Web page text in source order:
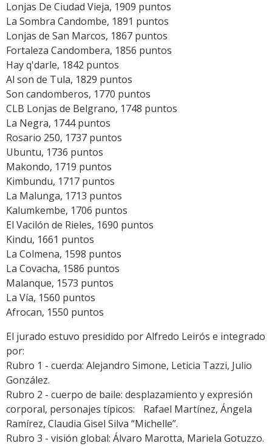
Lonjas De Ciudad Vieja, 1909 puntos
La Sombra Candombe, 1891 puntos
Lonjas de San Marcos, 1867 puntos
Fortaleza Candombera, 1856 puntos
Hay q'darle, 1842 puntos
Al son de Tula, 1829 puntos
Son candomberos, 1770 puntos
CLB Lonjas de Belgrano, 1748 puntos
La Negra, 1744 puntos
Rosario 250, 1737 puntos
Ubuntu, 1736 puntos
Makondo, 1719 puntos
Kimbundu, 1717 puntos
La Malunga, 1713 puntos
Kalumkembe, 1706 puntos
El Vacilón de Rieles, 1690 puntos
Kindu, 1661 puntos
La Colmena, 1598 puntos
La Covacha, 1586 puntos
Malanque, 1573 puntos
La Vía, 1560 puntos
Afrocan, 1550 puntos
El jurado estuvo presidido por Alfredo Leirós e integrado
por:
Rubro 1 - cuerda: Alejandro Simone, Leticia Tazzi, Julio
González.
Rubro 2 - cuerpo de baile: desplazamiento y expresión
corporal, personajes típicos: Rafael Martínez, Ángela
Ramírez, Claudia Gisel Silva “Michelle”.
Rubro 3 - visión global: Álvaro Marotta, Mariela Gotuzzo.